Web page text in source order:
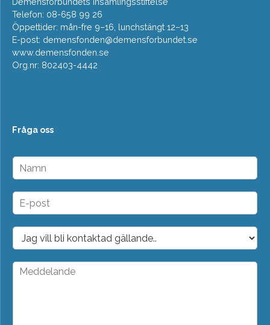
Telefon: 08-658 99 26
Öppettider: mån-fre 9–16, lunchstängt 12–13
E-post: demensfonden@demensforbundet.se
www.demensfonden.se
Org.nr: 802403-4442
Fråga oss
N
m
n
E
p
o
t
*
D
o
p
M